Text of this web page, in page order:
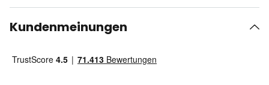
Kundenmeinungen